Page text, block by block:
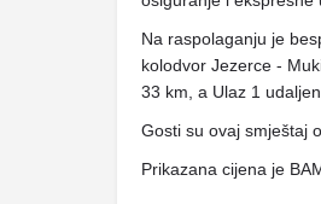
Na raspolaganju je
kolodvor Jezerce -
33 km, a Ulaz 1
Gosti su ovaj smještaj
Prikazana cijena je